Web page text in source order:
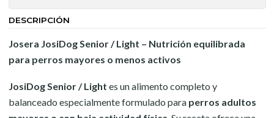
DESCRIPCIÓN
Josera JosiDog Senior / Light – Nutrición equilibrada
para perros mayores o menos activos
JosiDog Senior / Light es un alimento completo y
balanceado especialmente formulado para perros adultos